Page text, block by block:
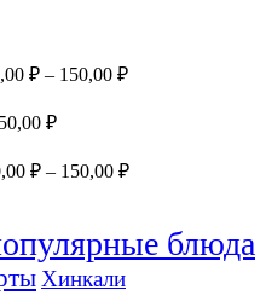
₽ – 150,00 ₽
₽
₽ – 150,00 ₽
блюда
Хинкали